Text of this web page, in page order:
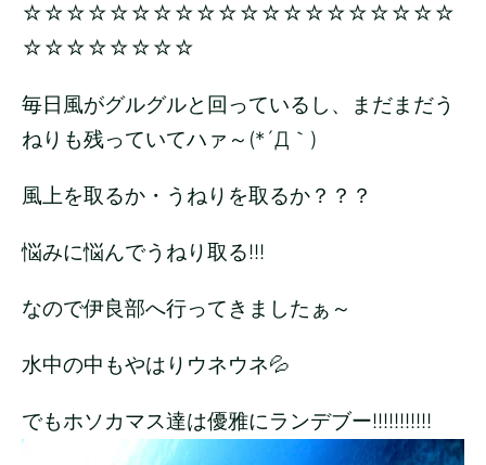
☆☆☆☆☆☆☆☆☆☆☆☆☆☆☆☆☆☆☆☆
☆☆☆☆☆☆☆☆
毎日風がグルグルと回っているし、まだまだう
ねりも残っていてハァ～(*´Д｀)
風上を取るか・うねりを取るか？？？
悩みに悩んでうねり取る!!!
なので伊良部へ行ってきましたぁ～
水中の中もやはりウネウネ💦
でもホソカマス達は優雅にランデブー!!!!!!!!!!!